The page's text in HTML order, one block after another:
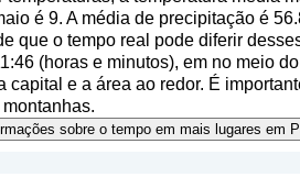
é 9. A média de precipitação é
que o tempo real pode diferir
(horas e minutos), em no meio
capital e a área ao redor. É
sobre o tempo em mais lugares em